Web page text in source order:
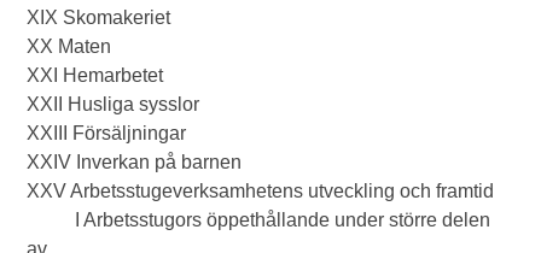
XIX Skomakeriet
XX Maten
XXI Hemarbetet
XXII Husliga sysslor
XXIII Försäljningar
XXIV Inverkan på barnen
XXV Arbetsstugeverksamhetens utveckling och framtid
I Arbetsstugors öppethållande under större delen
av